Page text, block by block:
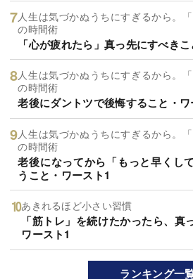
人生は気づかぬうちにすぎるから。
の時間術
「心が疲れたら」真っ先にすべき
人生は気づかぬうちにすぎるから。
の時間術
老後にダントツで後悔すること・ワ
人生は気づかぬうちにすぎるから。
の時間術
老後になってから「もっと早くし
うこと・ワースト1
あきれるほど小さい習慣
「筋トレ」を続けたかったら、真
ワースト1
ランキング一